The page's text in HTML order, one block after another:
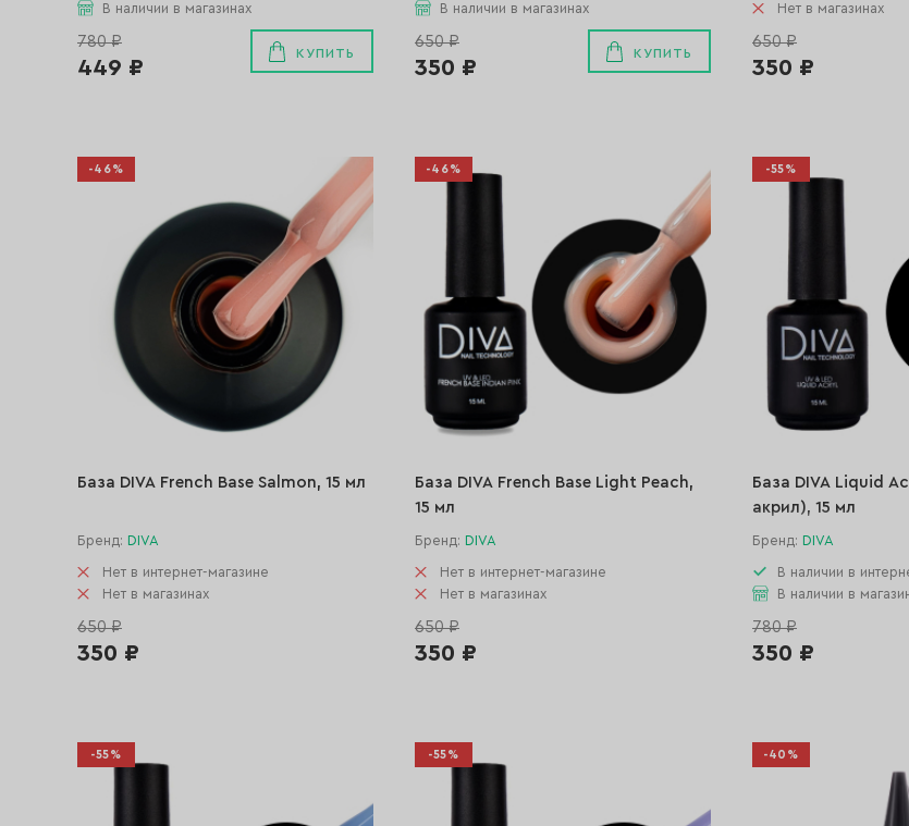
В наличии в магазинах
780 ₽
449 ₽
КУПИТЬ
В наличии в магазинах
650 ₽
350 ₽
КУПИТЬ
Нет в магазинах
650 ₽
350 ₽
-46%
База DIVA French Base Salmon, 15 мл
Бренд: DIVA
Нет в интернет-магазине
Нет в магазинах
650 ₽
350 ₽
-46%
База DIVA French Base Light Peach,
15 мл
Бренд: DIVA
Нет в интернет-магазине
Нет в магазинах
650 ₽
350 ₽
-55%
База DIVA Liquid
акрил), 15 мл
Бренд: DIVA
В наличии в
В наличии в
780 ₽
350 ₽
-55% -55% -40%